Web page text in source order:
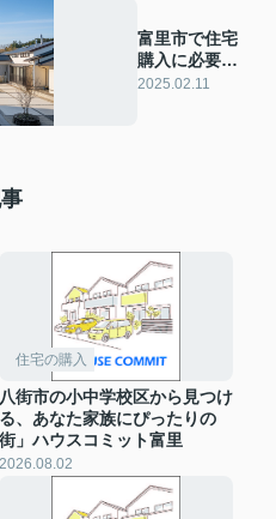
富里市で住宅
購入に必要な
費用は？諸費
2025.02.11
住宅の購入
八街市の小中学校区から見つけ
る、あなた家族にぴったりの
街」ハウスコミット富里
2026.08.02